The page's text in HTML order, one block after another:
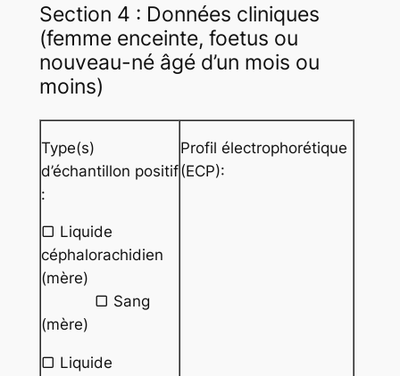
Section 4 : Données cliniques
(femme enceinte, foetus ou
nouveau-né âgé d’un mois ou
moins)
Type(s)
d’échantillon positif
:
▢ Liquide
céphalorachidien
(mère)
▢ Sang
(mère)
▢ Liquide
Profil électrophorétique
(ECP):